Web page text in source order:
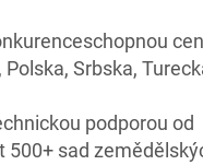
Srbska,
podporou od
500+ sad